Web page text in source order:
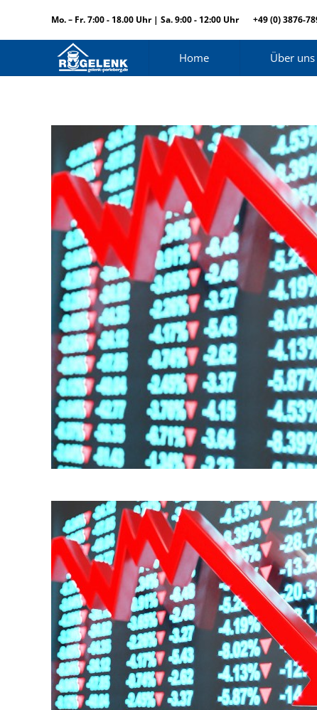
Mo. – Fr. 7:00 - 18.00 Uhr | Sa. 9:00 - 12:00 Uhr +49 (0) 3876-
Home Über uns